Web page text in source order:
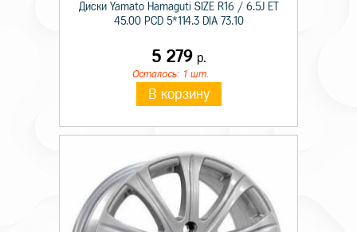
Диски Yamato Hamaguti SIZE R16 / 6.5J ET
45.00 PCD 5*114.3 DIA 73.10
5 279р.
Осталось: 1 шт.
В корзину